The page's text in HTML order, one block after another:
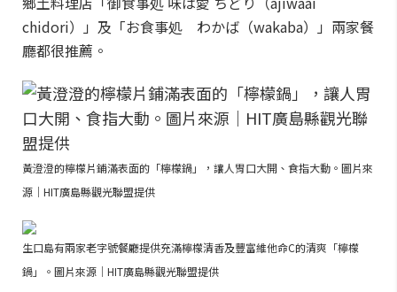
chidori）」及「お食事処 わかば（wakaba）」兩家餐
廳都很推薦。
黃澄澄的檸檬片鋪滿表面的「檸檬鍋」，讓人胃口大開、食指大動。圖片來
源｜HIT廣島縣觀光聯盟提供
生口島有兩家老字號餐廳提供充滿檸檬清香及豐富維他命C的清爽「檸檬
鍋」。圖片來源｜HIT廣島縣觀光聯盟提供